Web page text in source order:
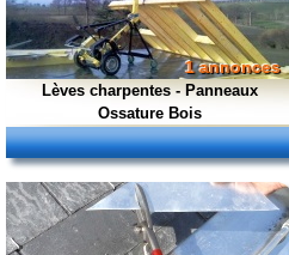
1 annonces
Lèves charpentes - Panneaux
Ossature Bois